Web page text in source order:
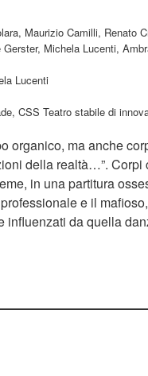
Maurizio Camilli, Renato
Michela Lucenti,
Lucenti
CSS Teatro stabile di
organico, ma anche
della realtà…”. Corpi
in una partitura
e il
da quella